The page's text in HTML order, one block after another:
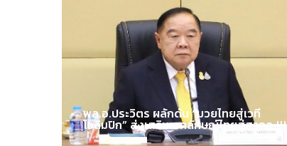
พล.อ.ประวิตร ผลักดัน “มวยไทยสู่เวที
โอลิมปิก” ส่งเสริมเอกลักษณ์ไทยสู่สากล !!!